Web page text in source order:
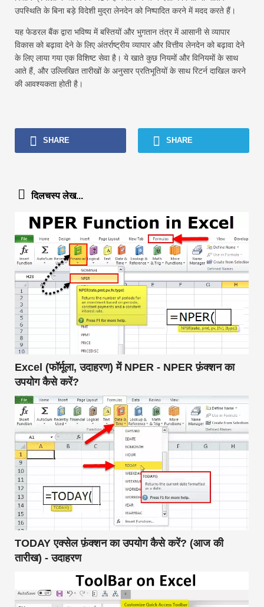
उपस्थिति के बिना बड़े विदेशी मुद्रा लेनदेन को निष्पादित करने में मदद करते हैं।
यह फेडरल बैंक द्वारा भविष्य में बस्तियों और भुगतान तंत्र में आसानी से व्यापार
विकास को बढ़ावा देने के लिए अंतर्राष्ट्रीय व्यापार और वित्तीय लेनदेन को बढ़ावा देने
के लिए लाया गया एक विशिष्ट सेवा है। ये खाते कुछ नियमों और विनियमों के साथ
आते हैं, और उल्लिखित तारीखों के अनुसार प्रतिभूतियों के साथ रिटर्न दाखिल करने
की आवश्यकता होती है।
SHARE SHARE
दिलचस्प लेख...
Excel (फॉर्मूला, उदाहरण) में NPER - NPER फ़ंक्शन का
उपयोग कैसे करें?
TODAY एक्सेल फ़ंक्शन का उपयोग कैसे करें? (आज की
तारीख) - उदाहरण